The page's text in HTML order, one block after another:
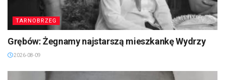
TARNOBRZEG
Grębów: Żegnamy najstarszą mieszkankę Wydrzy
2026-08-09